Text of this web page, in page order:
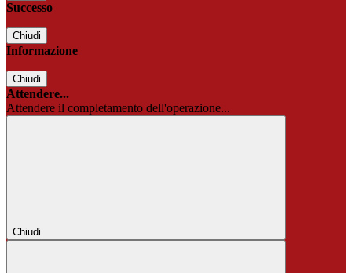
Successo
Chiudi
Informazione
Chiudi
Attendere...
Attendere il completamento dell'operazione...
Chiudi